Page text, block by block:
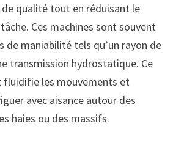
qualité tout en réduisant le
Ces machines sont souvent
maniabilité tels qu’un rayon de
transmission hydrostatique. Ce
fluidifie les mouvements et
avec aisance autour des
haies ou des massifs.